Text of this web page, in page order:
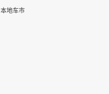
本地车市